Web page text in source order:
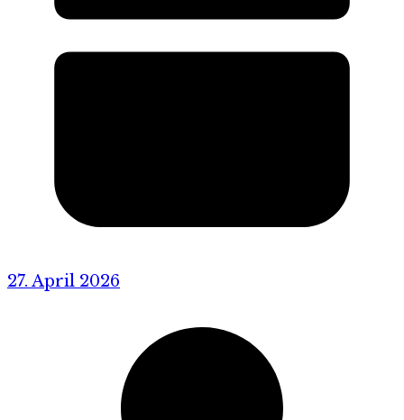
27. April 2026